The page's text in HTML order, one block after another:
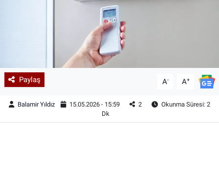
Paylaş A- A+
Balamir Yıldız 15.05.2026 - 15:59 2
Okunma Süresi: 2
Dk